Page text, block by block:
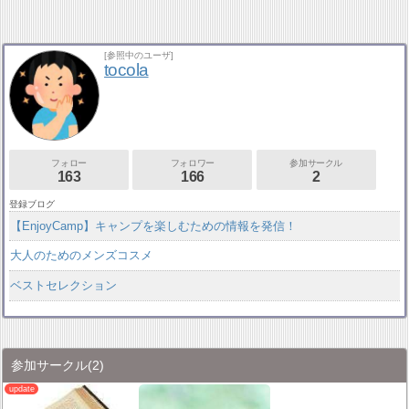
[参照中のユーザ]
tocola
フォロー
163
フォロワー
166
参加サークル
2
登録ブログ
【EnjoyCamp】キャンプを楽しむための情報を発信！
大人のためのメンズコスメ
ベストセレクション
参加サークル(2)